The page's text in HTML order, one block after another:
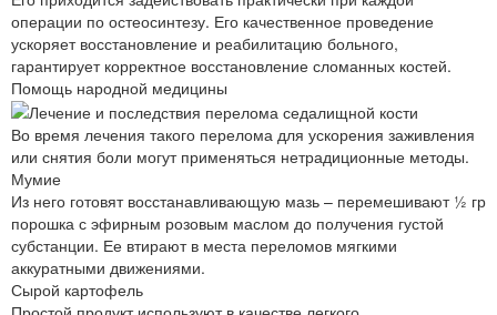
операции по остеосинтезу. Его качественное проведение
ускоряет восстановление и реабилитацию больного,
гарантирует корректное восстановление сломанных костей.
Помощь народной медицины
Во время лечения такого перелома для ускорения заживления
или снятия боли могут применяться нетрадиционные методы.
Мумие
Из него готовят восстанавливающую мазь – перемешивают ½ гр
порошка с эфирным розовым маслом до получения густой
субстанции. Ее втирают в места переломов мягкими
аккуратными движениями.
Сырой картофель